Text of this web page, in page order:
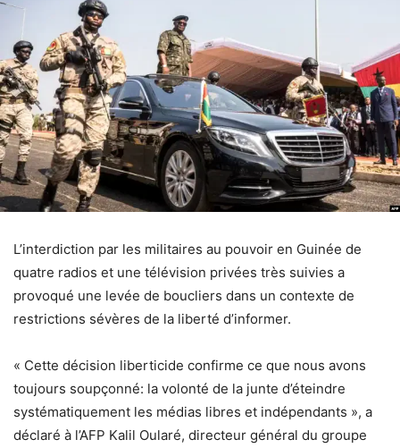
L’interdiction par les militaires au pouvoir en Guinée de
quatre radios et une télévision privées très suivies a
provoqué une levée de boucliers dans un contexte de
restrictions sévères de la liberté d’informer.
« Cette décision liberticide confirme ce que nous avons
toujours soupçonné: la volonté de la junte d’éteindre
systématiquement les médias libres et indépendants », a
déclaré à l’AFP Kalil Oularé, directeur général du groupe